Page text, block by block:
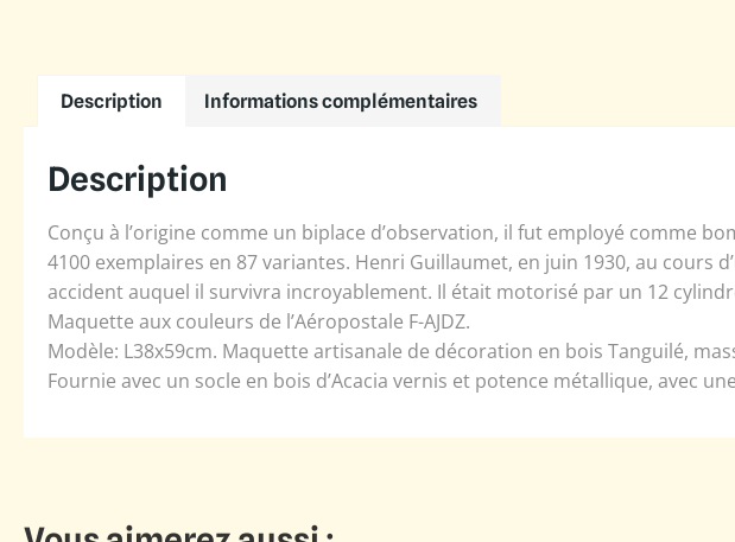
Description Informations complémentaires
Description
Conçu à l’origine comme un biplace d’observation, il fut employé comme
4100 exemplaires en 87 variantes. Henri Guillaumet, en juin 1930, au cours
accident auquel il survivra incroyablement. Il était motorisé par un 12
Maquette aux couleurs de l’Aéropostale F-AJDZ.
Modèle: L38x59cm. Maquette artisanale de décoration en bois Tanguilé,
Fournie avec un socle en bois d’Acacia vernis et potence métallique, avec